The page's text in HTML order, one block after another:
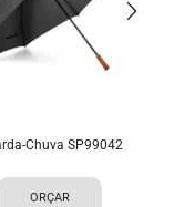
Chuva SP99042
ORÇAR